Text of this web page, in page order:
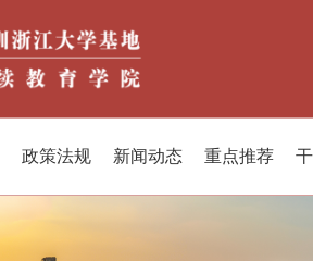
政策法规 新闻动态 重点推荐